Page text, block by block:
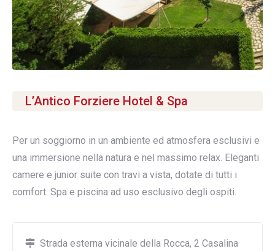
L’Antico Forziere Hotel & Spa
Per un soggiorno in un ambiente ed atmosfera esclusivi e
una immersione nella natura e nel massimo relax. Eleganti
camere e junior suite con travi a vista, dotate di tutti i
comfort. Spa e piscina ad uso esclusivo degli ospiti.
Strada esterna vicinale della Rocca, 2 Casalina